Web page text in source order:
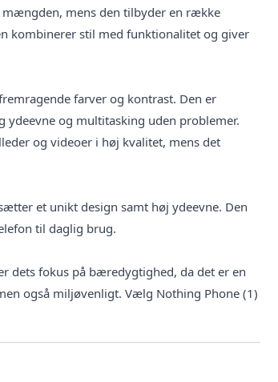
mængden, mens den tilbyder en række
kombinerer stil med funktionalitet og giver
farver og kontrast. Den er
ydeevne og multitasking uden problemer.
og videoer i høj kvalitet, mens det
et unikt design samt høj ydeevne. Den
til daglig brug.
dets fokus på bæredygtighed, da det er en
også miljøvenligt. Vælg Nothing Phone (1)